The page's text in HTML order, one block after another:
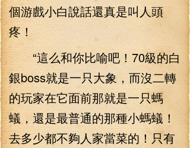
個游戲小白說話還真是叫人頭
疼！
“這么和你比喻吧！70級的白
銀boss就是一只大象，而沒二轉
的玩家在它面前那就是一只螞
蟻，還是最普通的那種小螞蟻！
去多少都不夠人家當菜的！只有